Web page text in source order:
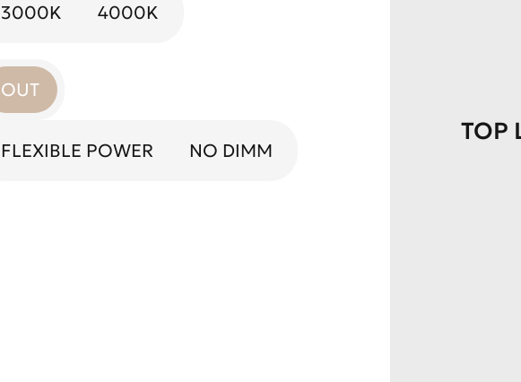
3000K 4000K
OUT
FLEXIBLE POWER NO DIMM
TOP